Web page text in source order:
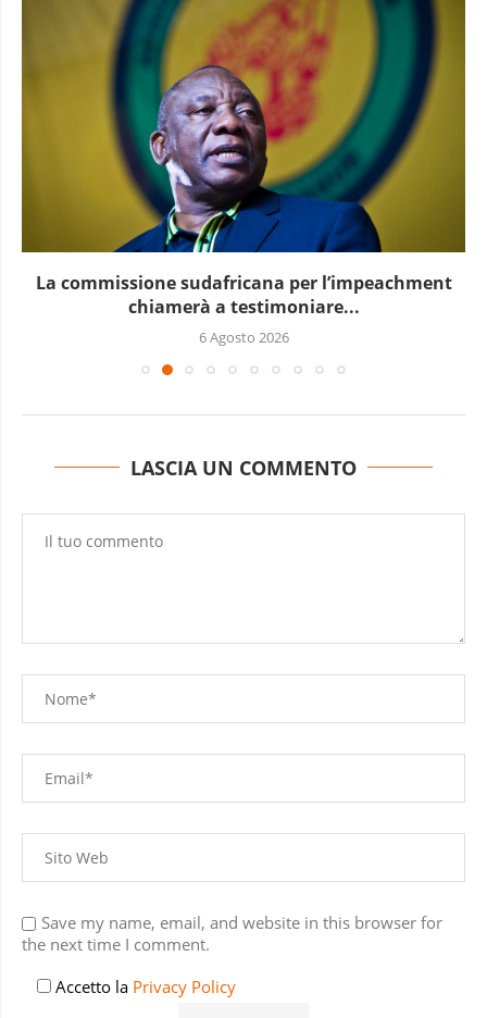
La commissione sudafricana per l’impeachment
chiamerà a testimoniare...
6 Agosto 2026
LASCIA UN COMMENTO
Save my name, email, and website in this browser for
the next time I comment.
Accetto la Privacy Policy